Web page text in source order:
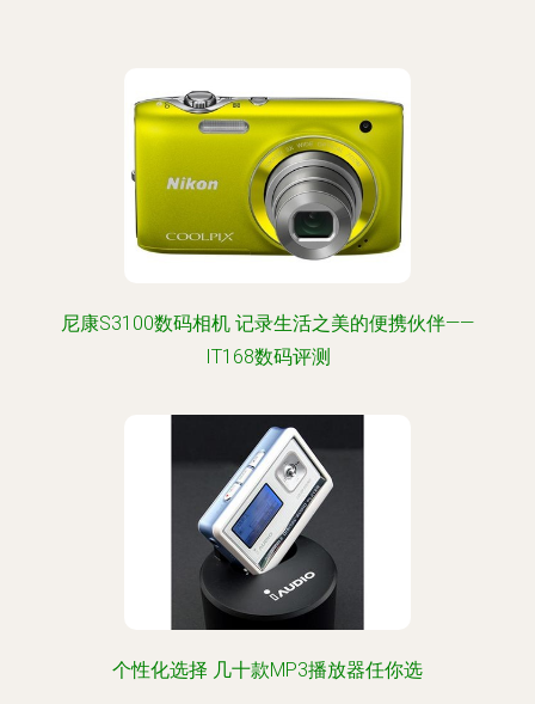
尼康S3100数码相机 记录生活之美的便携伙伴——
IT168数码评测
个性化选择 几十款MP3播放器任你选